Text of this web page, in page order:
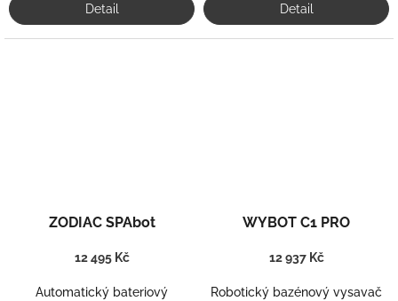
Detail Detail
hodnocení
je
z
ZODIAC SPAbot
12 495 Kč
Automatický bateriový
hodnocení
je
z
WYBOT C1 PRO
12 937 Kč
Robotický bazénový vysavač